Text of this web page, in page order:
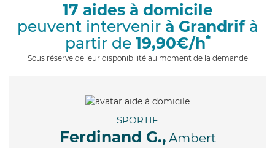
i
17 aides à domicile
peuvent intervenir à Grandrifà
partir de 19,90€/h*
Sous réserve de leur disponibilité au moment de la demande
SPORTIF
Ferdinand G., Ambert